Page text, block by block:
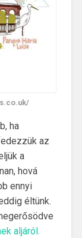
ha
az
a
hová
ennyi
éltünk.
aljáról.